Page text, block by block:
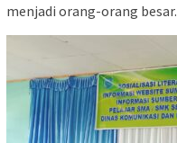
menjadi orang-orang besar.